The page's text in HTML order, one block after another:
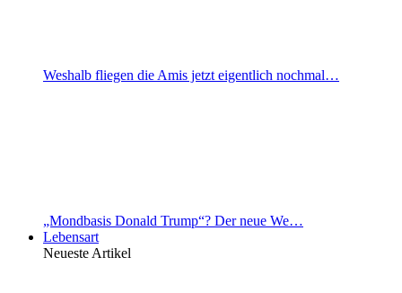
Weshalb fliegen die Amis jetzt eigentlich nochmal…
„Mondbasis Donald Trump“? Der neue We…
Lebensart
Neueste Artikel